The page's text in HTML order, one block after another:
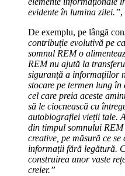
evidente în lumina zilei.”,
De exemplu, pe lângă
contribuție evolutivă pe
somnul REM o
REM nu ajută la
siguranță a informațiilor
stocare pe termen lung
cel care preia aceste
să le ciocnească cu
autobiografiei vieții tale.
din timpul somnului REM
creative, pe măsură ce
informații fără legătură.
construirea unor vaste
creier.”